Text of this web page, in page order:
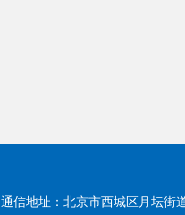
通信地址：北京市西城区月坛街